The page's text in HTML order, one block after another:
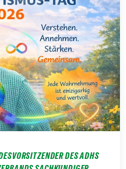
DES ADHS